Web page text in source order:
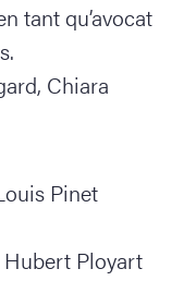
tant qu’avocat
Chiara
Pinet
Ployart